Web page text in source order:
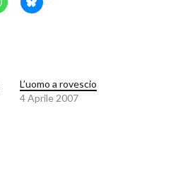
L’uomo a rovescio
4 Aprile 2007